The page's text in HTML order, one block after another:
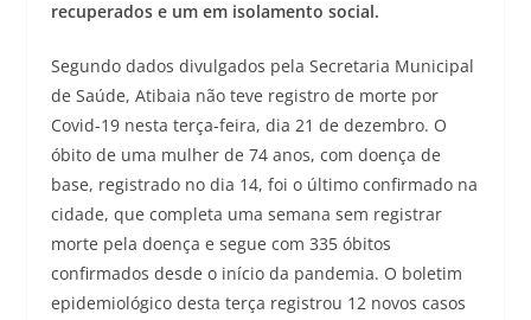
recuperados e um em isolamento social.
Segundo dados divulgados pela Secretaria Municipal
de Saúde, Atibaia não teve registro de morte por
Covid-19 nesta terça-feira, dia 21 de dezembro. O
óbito de uma mulher de 74 anos, com doença de
base, registrado no dia 14, foi o último confirmado na
cidade, que completa uma semana sem registrar
morte pela doença e segue com 335 óbitos
confirmados desde o início da pandemia. O boletim
epidemiológico desta terça registrou 12 novos casos